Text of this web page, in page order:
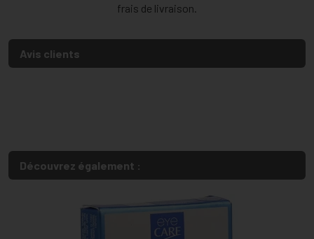
frais de livraison.
Avis clients
Découvrez également :